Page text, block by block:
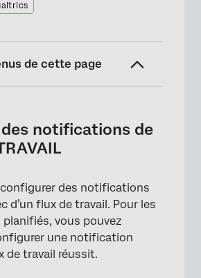
de cette page
des notifications de flux de
des notifications
notifications d’échec de Flux
notifications de
des notifications
d’un flux de travail. Pour les
vous pouvez
une notification
de travail réussit.